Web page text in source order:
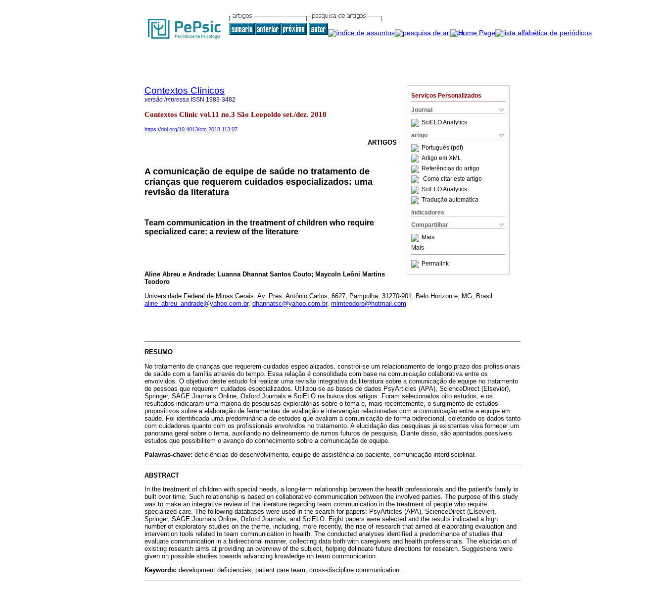
Serviços Personalizados
Journal
SciELO Analytics
artigo
Português (pdf)
Artigo em XML
Referências do artigo
Como citar este artigo
SciELO Analytics
Tradução automática
Indicadores
Compartilhar
Mais
Mais
Permalink
Contextos Clínicos
versão impressa ISSN 1983-3482
Contextos Clínic vol.11 no.3 São Leopoldo set./dez. 2018
https://doi.org/10.4013/ctc.2018.113.07
ARTIGOS
A comunicação de equipe de saúde no tratamento de
crianças que requerem cuidados especializados: uma
revisão da literatura
Team communication in the treatment of children who require
specialized care: a review of the literature
Aline Abreu e Andrade; Luanna Dhannat Santos Couto; Maycoln Leôni Martins
Teodoro
Universidade Federal de Minas Gerais. Av. Pres. Antônio Carlos, 6627, Pampulha, 31270-901, Belo Horizonte, MG, Brasil.
aline_abreu_andrade@yahoo.com.br, dhannatsc@yahoo.com.br, mlmteodoro@hotmail.com
RESUMO
No tratamento de crianças que requerem cuidados especializados, constrói-se um relacionamento de longo prazo dos profissionais
de saúde com a família através do tempo. Essa relação é consolidada com base na comunicação colaborativa entre os
envolvidos. O objetivo deste estudo foi realizar uma revisão integrativa da literatura sobre a comunicação de equipe no tratamento
de pessoas que requerem cuidados especializados. Utilizou-se as bases de dados PsyArticles (APA), ScienceDirect (Elsevier),
Springer, SAGE Journals Online, Oxford Journals e SciELO na busca dos artigos. Foram selecionados oito estudos, e os
resultados indicaram uma maioria de pesquisas exploratórias sobre o tema e, mais recentemente, o surgimento de estudos
propositivos sobre a elaboração de ferramentas de avaliação e intervenção relacionadas com a comunicação entre a equipe em
saúde. Foi identificada uma predominância de estudos que avaliam a comunicação de forma bidirecional, coletando os dados tanto
com cuidadores quanto com os profissionais envolvidos no tratamento. A elucidação das pesquisas já existentes visa fornecer um
panorama geral sobre o tema, auxiliando no delineamento de rumos futuros de pesquisa. Diante disso, são apontados possíveis
estudos que possibilitem o avanço do conhecimento sobre a comunicação de equipe.
Palavras-chave: deficiências do desenvolvimento, equipe de assistência ao paciente, comunicação interdisciplinar.
ABSTRACT
In the treatment of children with special needs, a long-term relationship between the health professionals and the patient's family is
built over time. Such relationship is based on collaborative communication between the involved parties. The purpose of this study
was to make an integrative review of the literature regarding team communication in the treatment of people who require
specialized care. The following databases were used in the search for papers: PsyArticles (APA), ScienceDirect (Elsevier),
Springer, SAGE Journals Online, Oxford Journals, and SciELO. Eight papers were selected and the results indicated a high
number of exploratory studies on the theme, including, more recently, the rise of research that aimed at elaborating evaluation and
intervention tools related to team communication in health. The conducted analyses identified a predominance of studies that
evaluate communication in a bidirectional manner, collecting data both with caregivers and health professionals. The elucidation of
existing research aims at providing an overview of the subject, helping delineate future directions for research. Suggestions were
given on possible studies towards advancing knowledge on team communication.
Keywords: development deficiencies, patient care team, cross-discipline communication.